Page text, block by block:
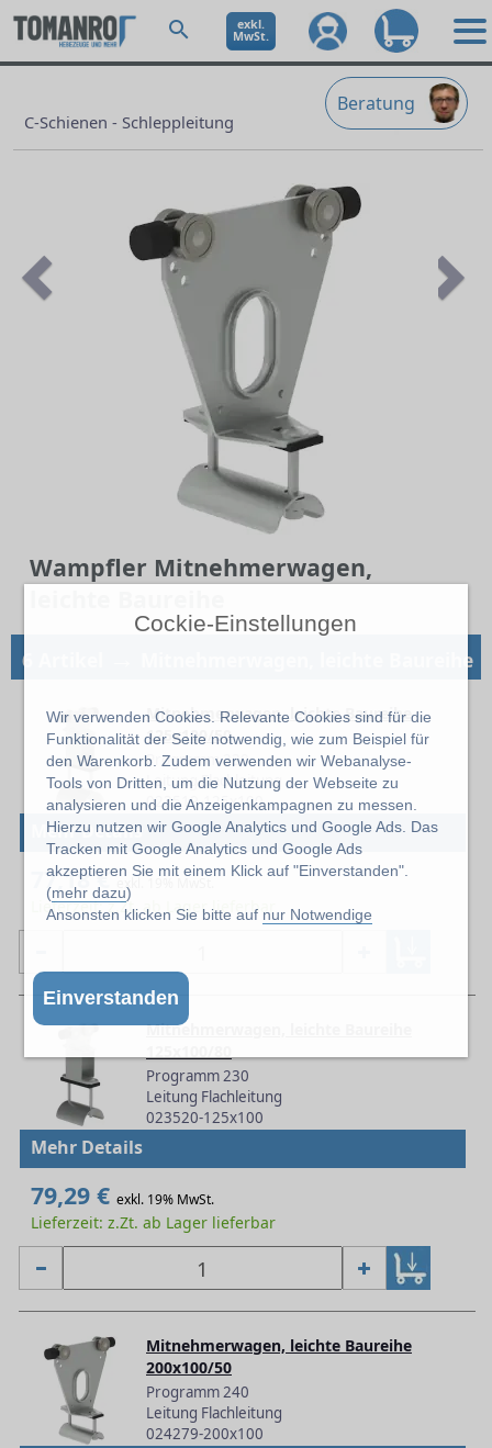
Cockie-Einstellungen
Wir verwenden Cookies. Relevante Cookies sind für die
Funktionalität der Seite notwendig, wie zum Beispiel für
den Warenkorb. Zudem verwenden wir Webanalyse-
Tools von Dritten, um die Nutzung der Webseite zu
analysieren und die Anzeigenkampagnen zu messen.
Hierzu nutzen wir Google Analytics und Google Ads. Das
Tracken mit Google Analytics und Google Ads
akzeptieren Sie mit einem Klick auf "Einverstanden".
(mehr dazu)
Ansonsten klicken Sie bitte auf nur Notwendige
Einverstanden
exkl.
MwSt.
Beratung
C-Schienen - Schleppleitung
Wampfler Mitnehmerwagen,
6 Artikel Mitnehmerwagen, leichte Baureihe
Mitnehmerwagen, leichte Baureihe
125x100/50
Programm 230
Leitung Flachleitung
023519-125x100
Mehr Details
77,18 € exkl. 19% MwSt.
Lieferzeit: z.Zt. ab Lager lieferbar
Mitnehmerwagen, leichte Baureihe
Programm 230
Leitung Flachleitung
023520-125x100
Mehr Details
79,29 € exkl. 19% MwSt.
Lieferzeit: z.Zt. ab Lager lieferbar
Mitnehmerwagen, leichte Baureihe
200x100/50
Programm 240
Leitung Flachleitung
024279-200x100